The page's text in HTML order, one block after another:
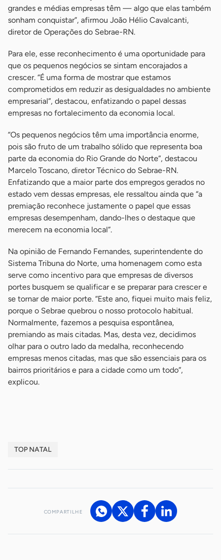
grandes e médias empresas têm — algo que elas também
sonham conquistar”, afirmou João Hélio Cavalcanti,
diretor de Operações do Sebrae-RN.
Para ele, esse reconhecimento é uma oportunidade para
que os pequenos negócios se sintam encorajados a
crescer. “É uma forma de mostrar que estamos
comprometidos em reduzir as desigualdades no ambiente
empresarial”, destacou, enfatizando o papel dessas
empresas no fortalecimento da economia local.
“Os pequenos negócios têm uma importância enorme,
pois são fruto de um trabalho sólido que representa boa
parte da economia do Rio Grande do Norte”, destacou
Marcelo Toscano, diretor Técnico do Sebrae-RN.
Enfatizando que a maior parte dos empregos gerados no
estado vem dessas empresas, ele ressaltou ainda que “a
premiação reconhece justamente o papel que essas
empresas desempenham, dando-lhes o destaque que
merecem na economia local”.
Na opinião de Fernando Fernandes, superintendente do
Sistema Tribuna do Norte, uma homenagem como esta
serve como incentivo para que empresas de diversos
portes busquem se qualificar e se preparar para crescer e
se tornar de maior porte. “Este ano, fiquei muito mais feliz,
porque o Sebrae quebrou o nosso protocolo habitual.
Normalmente, fazemos a pesquisa espontânea,
premiando as mais citadas. Mas, desta vez, decidimos
olhar para o outro lado da medalha, reconhecendo
empresas menos citadas, mas que são essenciais para os
bairros prioritários e para a cidade como um todo”,
explicou.
TOP NATAL
COMPARTILHE